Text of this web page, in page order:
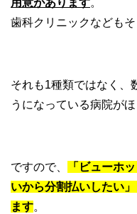
用意があります。
歯科クリニックなどもそ
それも1種類ではなく、
うになっている病院がほ
ですので、
「ビューホ
いから分割払いしたい
ます。